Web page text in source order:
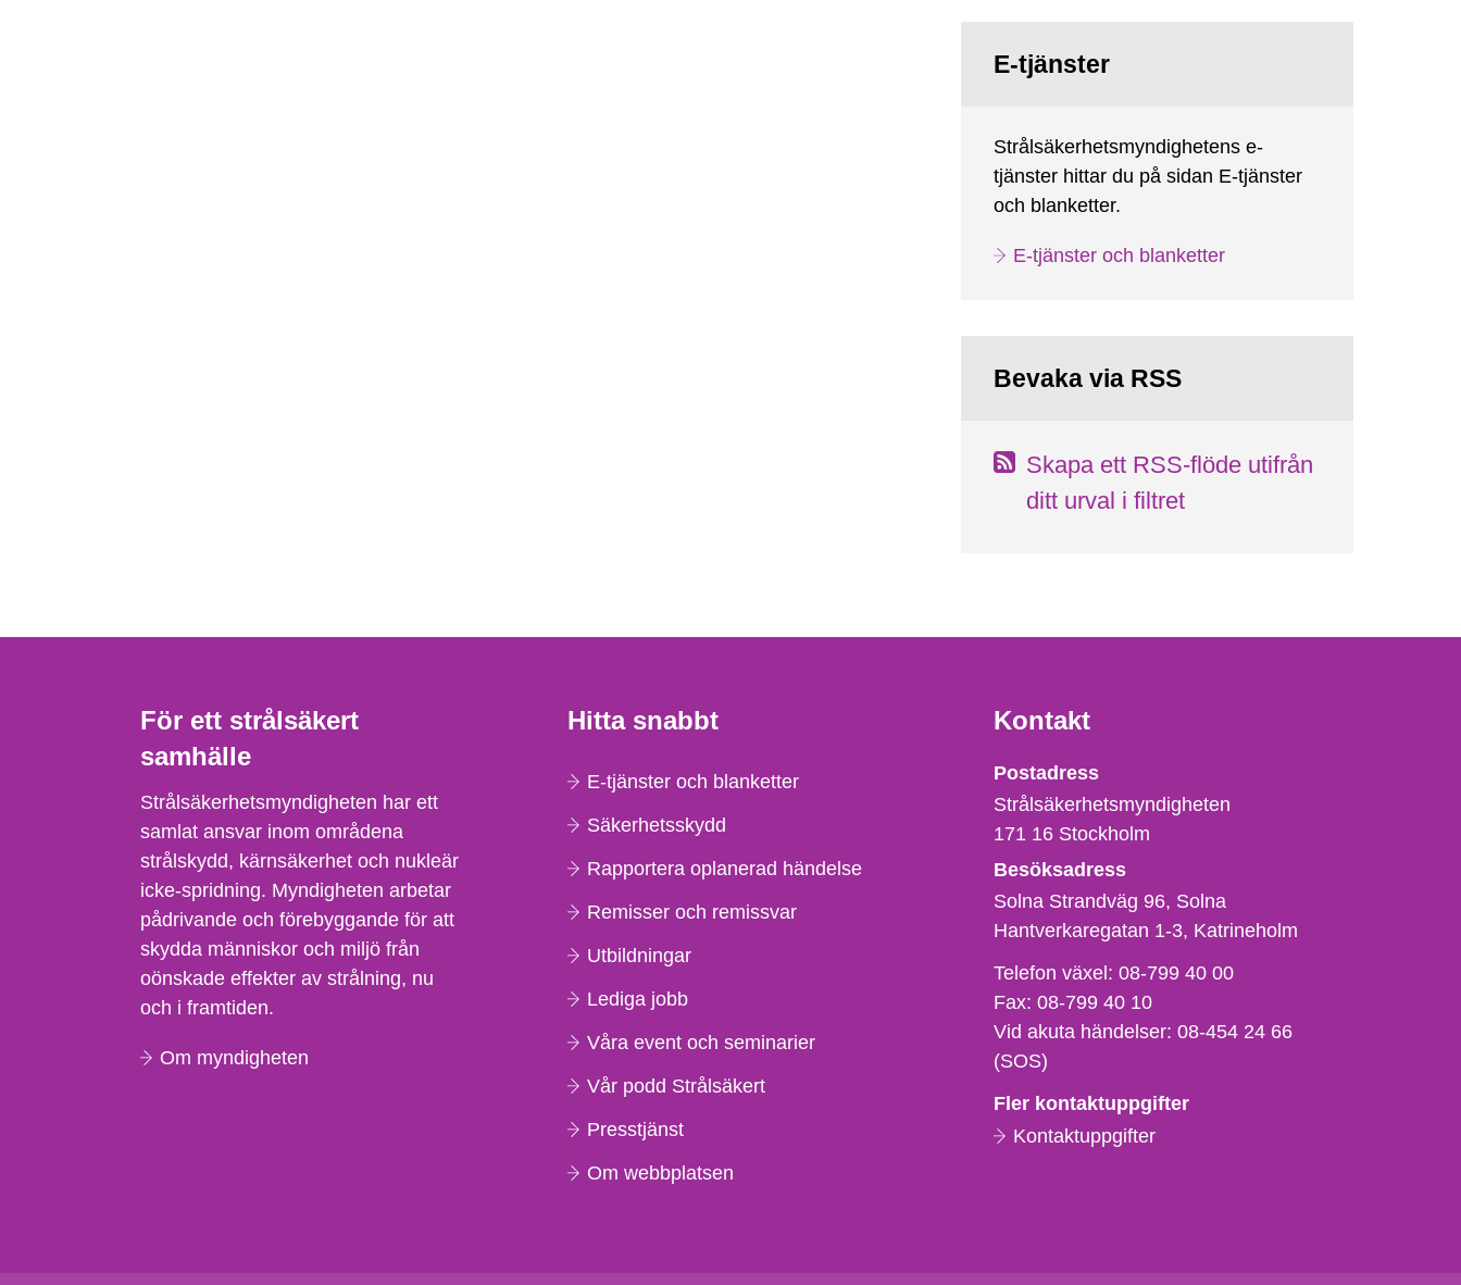
E-tjänster
Strålsäkerhetsmyndighetens e-
tjänster hittar du på sidan E-tjänster
och blanketter.
E-tjänster och blanketter
Bevaka via RSS
Skapa ett RSS-flöde utifrån
ditt urval i filtret
För ett strålsäkert
samhälle
Strålsäkerhetsmyndigheten har ett
samlat ansvar inom områdena
strålskydd, kärnsäkerhet och nukleär
icke-spridning. Myndigheten arbetar
pådrivande och förebyggande för att
skydda människor och miljö från
oönskade effekter av strålning, nu
och i framtiden.
Om myndigheten
Hitta snabbt
E-tjänster och blanketter
Säkerhetsskydd
Rapportera oplanerad händelse
Remisser och remissvar
Utbildningar
Lediga jobb
Våra event och seminarier
Vår podd Strålsäkert
Presstjänst
Om webbplatsen
Kontakt
Strålsäkerhetsmyndigheten
Postadress
Strålsäkerhetsmyndigheten
171 16 Stockholm
Besöksadress
Solna Strandväg 96, Solna
Hantverkaregatan 1-3 Katrineholm
Telefon,
fax
och
e-
Telefon växel:08-799 40 00
Fax:08-799 40 10
Vid akuta händelser:08-454 24 66
(SOS)
Fler kontaktuppgifter
Kontaktuppgifter